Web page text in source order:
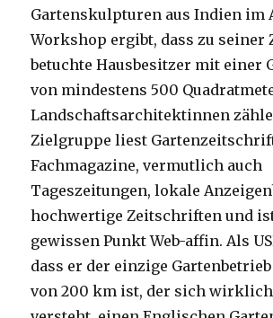
Gartenskulpturen aus Indien im
Workshop ergibt, dass zu seiner
betuchte Hausbesitzer mit einer
von mindestens 500
Landschaftsarchitektinnen
Zielgruppe liest
Fachmagazine, vermutlich auch
Tageszeitungen, lokale
hochwertige Zeitschriften und
gewissen Punkt Web-affin. Als
dass er der einzige
von 200 km ist, der sich